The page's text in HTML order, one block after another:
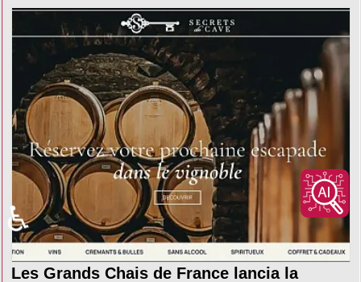
Les Grands Chais de France lancia la